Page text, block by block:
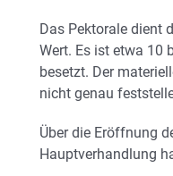
Das Pektorale dient
Wert. Es ist etwa 10
besetzt. Der
nicht genau
Über die Eröffnung
Hauptverhandlung